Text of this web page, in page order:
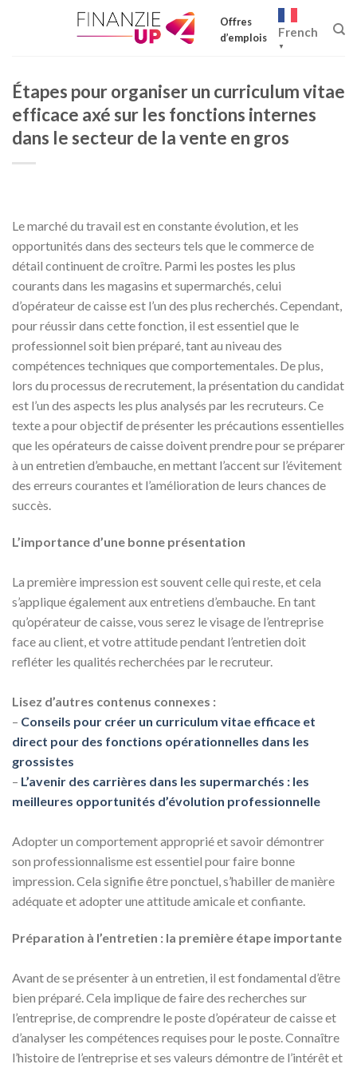
Offres
d’emplois
French
▼
Étapes pour organiser un curriculum vitae
efficace axé sur les fonctions internes
dans le secteur de la vente en gros
Le marché du travail est en constante évolution, et les
opportunités dans des secteurs tels que le commerce de
détail continuent de croître. Parmi les postes les plus
courants dans les magasins et supermarchés, celui
d’opérateur de caisse est l’un des plus recherchés. Cependant,
pour réussir dans cette fonction, il est essentiel que le
professionnel soit bien préparé, tant au niveau des
compétences techniques que comportementales. De plus,
lors du processus de recrutement, la présentation du candidat
est l’un des aspects les plus analysés par les recruteurs. Ce
texte a pour objectif de présenter les précautions essentielles
que les opérateurs de caisse doivent prendre pour se préparer
à un entretien d’embauche, en mettant l’accent sur l’évitement
des erreurs courantes et l’amélioration de leurs chances de
succès.
L’importance d’une bonne présentation
La première impression est souvent celle qui reste, et cela
s’applique également aux entretiens d’embauche. En tant
qu’opérateur de caisse, vous serez le visage de l’entreprise
face au client, et votre attitude pendant l’entretien doit
refléter les qualités recherchées par le recruteur.
Lisez d’autres contenus connexes :
– Conseils pour créer un curriculum vitae efficace et
direct pour des fonctions opérationnelles dans les
grossistes
– L’avenir des carrières dans les supermarchés : les
meilleures opportunités d’évolution professionnelle
Adopter un comportement approprié et savoir démontrer
son professionnalisme est essentiel pour faire bonne
impression. Cela signifie être ponctuel, s’habiller de manière
adéquate et adopter une attitude amicale et confiante.
Préparation à l’entretien : la première étape importante
Avant de se présenter à un entretien, il est fondamental d’être
bien préparé. Cela implique de faire des recherches sur
l’entreprise, de comprendre le poste d’opérateur de caisse et
d’analyser les compétences requises pour le poste. Connaître
l’histoire de l’entreprise et ses valeurs démontre de l’intérêt et